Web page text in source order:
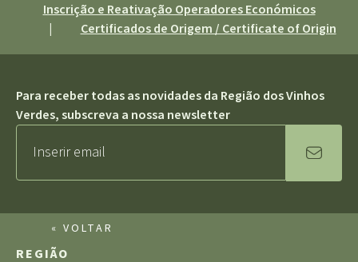
Inscrição e Reativação Operadores Económicos
|
Certificados de Origem / Certificate of Origin
Para receber todas as novidades da Região dos Vinhos
Verdes, subscreva a nossa newsletter
« VOLTAR
REGIÃO